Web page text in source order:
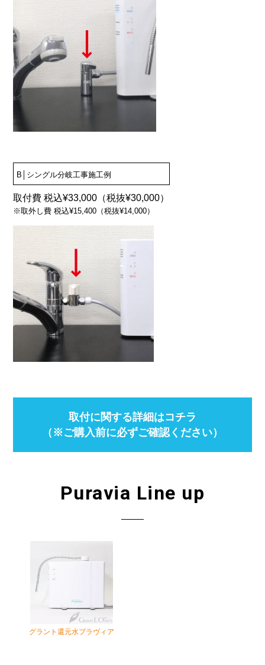
B│シングル分岐工事施工例
取付費 税込¥33,000（税抜¥30,000）
※取外し費 税込¥15,400（税抜¥14,000）
取付に関する詳細はコチラ
（※ご購入前に必ずご確認ください）
Puravia Line up
グラント還元水プラヴィア